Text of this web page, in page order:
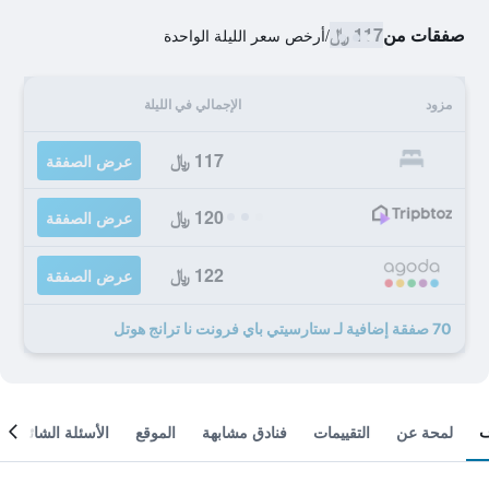
صفقات من117 ﷼ /أرخص سعر الليلة الواحدة
مزود الإجمالي في الليلة
117 ﷼ عرض الصفقة
120 ﷼ عرض الصفقة
122 ﷼ عرض الصفقة
70 صفقة إضافية لـ ستارسيتي باي فرونت نا ترانج هوتل
لمحة عن التقييمات فنادق مشابهة الموقع الأسئلة الشائعة